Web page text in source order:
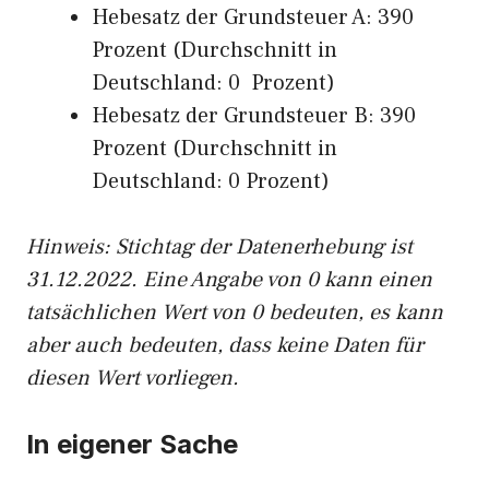
Hebesatz der Grundsteuer A: 390
Prozent (Durchschnitt in
Deutschland: 0 Prozent)
Hebesatz der Grundsteuer B: 390
Prozent (Durchschnitt in
Deutschland: 0 Prozent)
Hinweis: Stichtag der Datenerhebung ist
31.12.2022. Eine Angabe von 0 kann einen
tatsächlichen Wert von 0 bedeuten, es kann
aber auch bedeuten, dass keine Daten für
diesen Wert vorliegen.
In eigener Sache